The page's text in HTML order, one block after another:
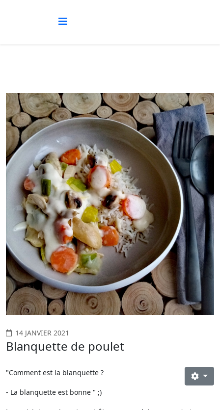
14 JANVIER 2021
Blanquette de poulet
"Comment est la blanquette ?
- La blanquette est bonne " ;)